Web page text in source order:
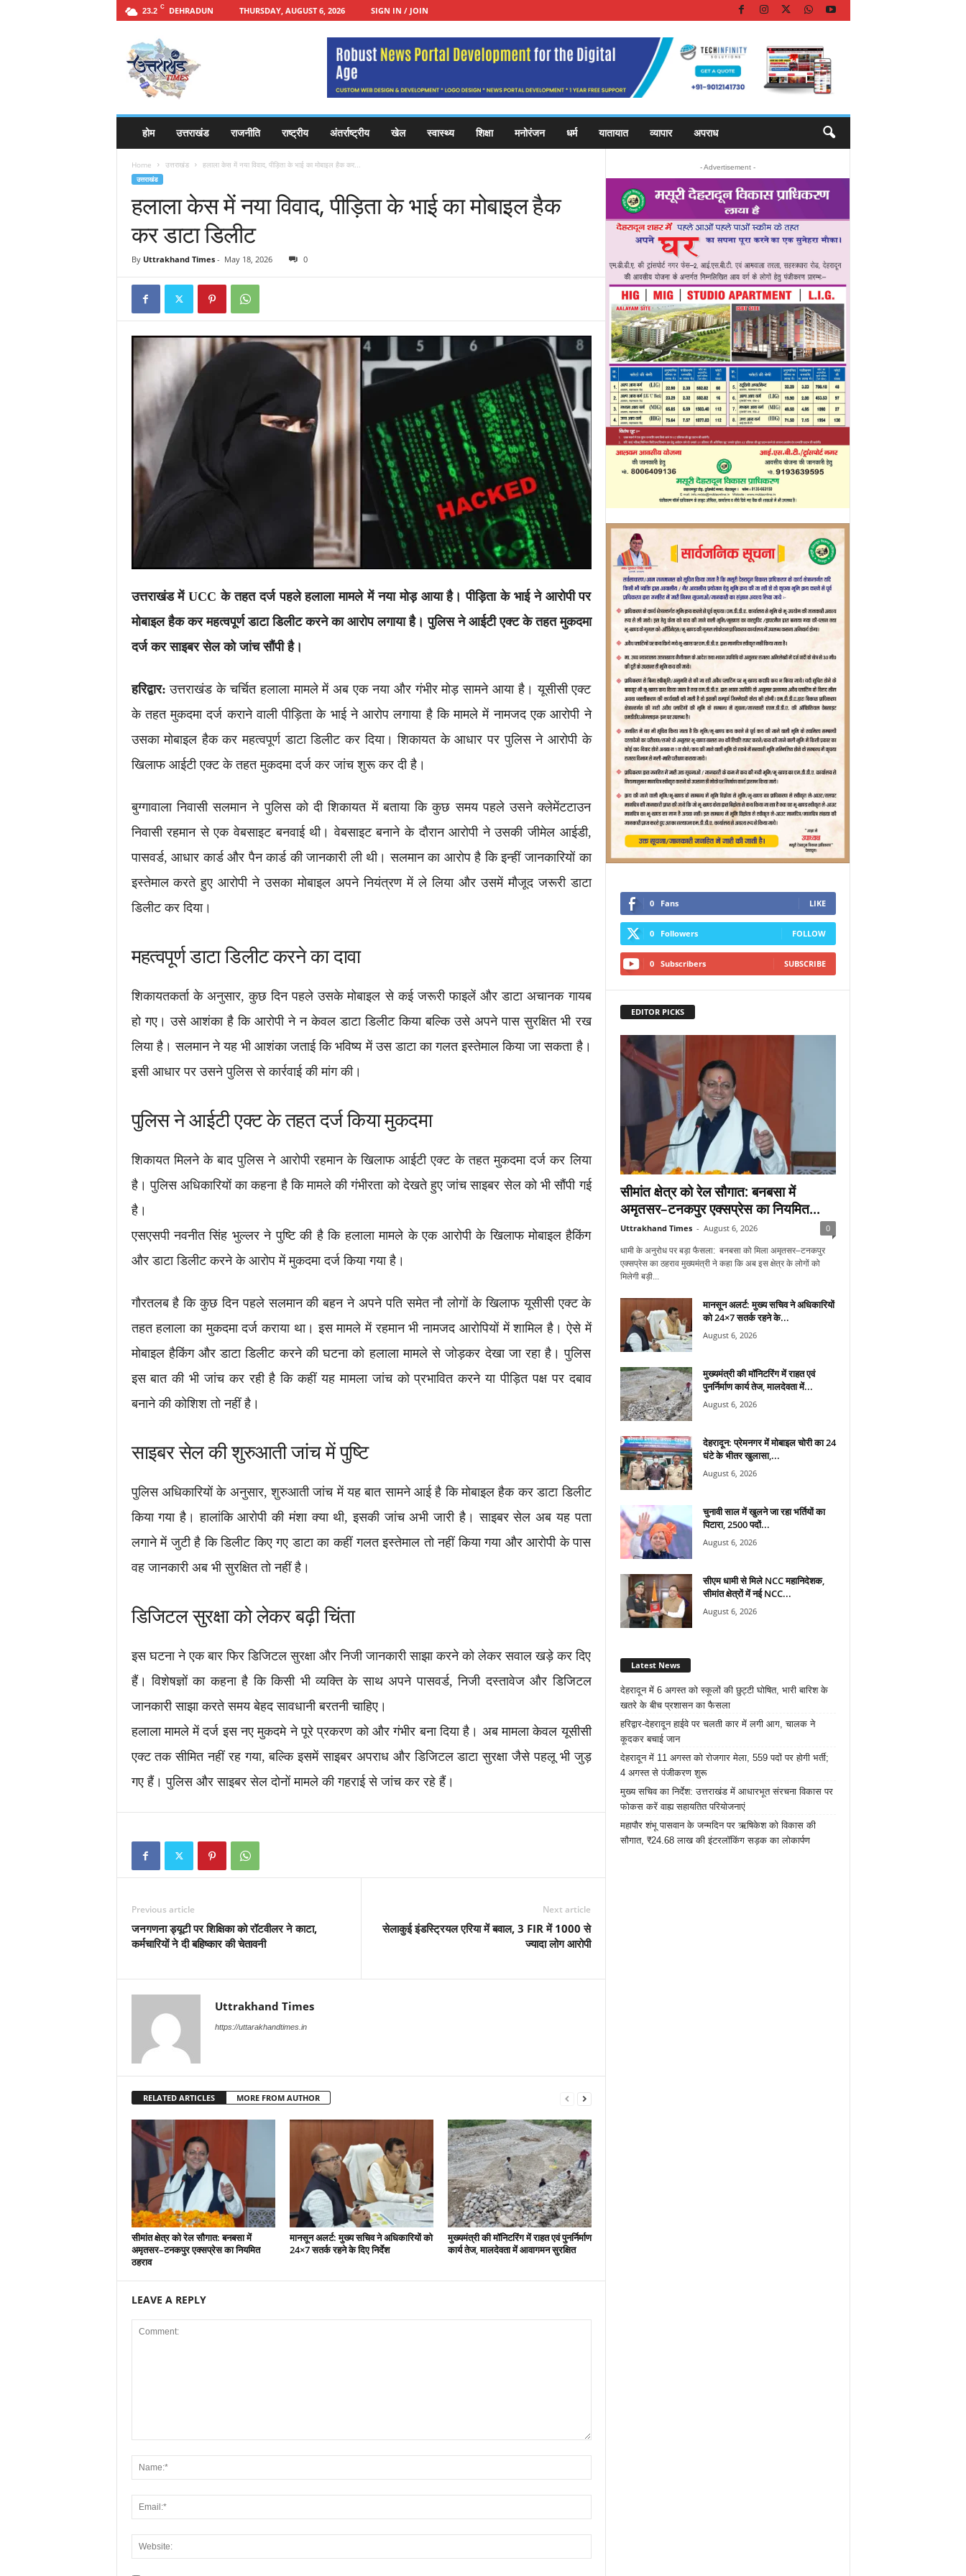
23.2 C DEHRADUN THURSDAY, AUGUST 6, 2026 SIGN IN / JOIN
a
t
होम उत्तराखंड राजनीति राष्ट्रीय अंतर्राष्ट्रीय खेल स्वास्थ्य शिक्षा मनोरंजन धर्म यातायात व्यापार अपराध
Home उत्तराखंड हलाला केस में नया विवाद, पीड़िता के भाई का मोबाइल हैक कर...
उत्तराखंड
हलाला केस में नया विवाद, पीड़िता के भाई का मोबाइल हैक
कर डाटा डिलीट
By Uttrakhand Times- May 18, 2026 0
उत्तराखंड में UCC के तहत दर्ज पहले हलाला मामले में नया मोड़ आया है। पीड़िता के भाई ने आरोपी पर
मोबाइल हैक कर महत्वपूर्ण डाटा डिलीट करने का आरोप लगाया है। पुलिस ने आईटी एक्ट के तहत मुकदमा
दर्ज कर साइबर सेल को जांच सौंपी है।
हरिद्वार: उत्तराखंड के चर्चित हलाला मामले में अब एक नया और गंभीर मोड़ सामने आया है। यूसीसी एक्ट
के तहत मुकदमा दर्ज कराने वाली पीड़िता के भाई ने आरोप लगाया है कि मामले में नामजद एक आरोपी ने
उसका मोबाइल हैक कर महत्वपूर्ण डाटा डिलीट कर दिया। शिकायत के आधार पर पुलिस ने आरोपी के
खिलाफ आईटी एक्ट के तहत मुकदमा दर्ज कर जांच शुरू कर दी है।
बुग्गावाला निवासी सलमान ने पुलिस को दी शिकायत में बताया कि कुछ समय पहले उसने क्लेमेंटटाउन
निवासी रहमान से एक वेबसाइट बनवाई थी। वेबसाइट बनाने के दौरान आरोपी ने उसकी जीमेल आईडी,
पासवर्ड, आधार कार्ड और पैन कार्ड की जानकारी ली थी। सलमान का आरोप है कि इन्हीं जानकारियों का
इस्तेमाल करते हुए आरोपी ने उसका मोबाइल अपने नियंत्रण में ले लिया और उसमें मौजूद जरूरी डाटा
डिलीट कर दिया।
महत्वपूर्ण डाटा डिलीट करने का दावा
शिकायतकर्ता के अनुसार, कुछ दिन पहले उसके मोबाइल से कई जरूरी फाइलें और डाटा अचानक गायब
हो गए। उसे आशंका है कि आरोपी ने न केवल डाटा डिलीट किया बल्कि उसे अपने पास सुरक्षित भी रख
लिया है। सलमान ने यह भी आशंका जताई कि भविष्य में उस डाटा का गलत इस्तेमाल किया जा सकता है।
इसी आधार पर उसने पुलिस से कार्रवाई की मांग की।
पुलिस ने आईटी एक्ट के तहत दर्ज किया मुकदमा
शिकायत मिलने के बाद पुलिस ने आरोपी रहमान के खिलाफ आईटी एक्ट के तहत मुकदमा दर्ज कर लिया
है। पुलिस अधिकारियों का कहना है कि मामले की गंभीरता को देखते हुए जांच साइबर सेल को भी सौंपी गई
है।
एसएसपी नवनीत सिंह भुल्लर ने पुष्टि की है कि हलाला मामले के एक आरोपी के खिलाफ मोबाइल हैकिंग
और डाटा डिलीट करने के आरोप में मुकदमा दर्ज किया गया है।
गौरतलब है कि कुछ दिन पहले सलमान की बहन ने अपने पति समेत नौ लोगों के खिलाफ यूसीसी एक्ट के
तहत हलाला का मुकदमा दर्ज कराया था। इस मामले में रहमान भी नामजद आरोपियों में शामिल है। ऐसे में
मोबाइल हैकिंग और डाटा डिलीट करने की घटना को हलाला मामले से जोड़कर देखा जा रहा है। पुलिस
इस बात की भी जांच कर रही है कि कहीं यह मामला जांच को प्रभावित करने या पीड़ित पक्ष पर दबाव
बनाने की कोशिश तो नहीं है।
साइबर सेल की शुरुआती जांच में पुष्टि
पुलिस अधिकारियों के अनुसार, शुरुआती जांच में यह बात सामने आई है कि मोबाइल हैक कर डाटा डिलीट
किया गया है। हालांकि आरोपी की मंशा क्या थी, इसकी जांच अभी जारी है। साइबर सेल अब यह पता
लगाने में जुटी है कि डिलीट किए गए डाटा का कहीं गलत इस्तेमाल तो नहीं किया गया और आरोपी के पास
वह जानकारी अब भी सुरक्षित तो नहीं है।
डिजिटल सुरक्षा को लेकर बढ़ी चिंता
इस घटना ने एक बार फिर डिजिटल सुरक्षा और निजी जानकारी साझा करने को लेकर सवाल खड़े कर दिए
हैं। विशेषज्ञों का कहना है कि किसी भी व्यक्ति के साथ अपने पासवर्ड, निजी दस्तावेज और डिजिटल
जानकारी साझा करते समय बेहद सावधानी बरतनी चाहिए।
हलाला मामले में दर्ज इस नए मुकदमे ने पूरे प्रकरण को और गंभीर बना दिया है। अब मामला केवल यूसीसी
एक्ट तक सीमित नहीं रह गया, बल्कि इसमें साइबर अपराध और डिजिटल डाटा सुरक्षा जैसे पहलू भी जुड़
गए हैं। पुलिस और साइबर सेल दोनों मामले की गहराई से जांच कर रहे हैं।
Previous article
जनगणना ड्यूटी पर शिक्षिका को रॉटवीलर ने काटा,
कर्मचारियों ने दी बहिष्कार की चेतावनी
Next article
सेलाकुई इंडस्ट्रियल एरिया में बवाल, 3 FIR में 1000 से
ज्यादा लोग आरोपी
Uttrakhand Times
https://uttarakhandtimes.in
RELATED ARTICLES MORE FROM AUTHOR
सीमांत क्षेत्र को रेल सौगात: बनबसा में
अमृतसर–टनकपुर एक्सप्रेस का नियमित
ठहराव
मानसून अलर्ट: मुख्य सचिव ने अधिकारियों को
24×7 सतर्क रहने के दिए निर्देश
मुख्यमंत्री की मॉनिटरिंग में राहत एवं पुनर्निर्माण
कार्य तेज, मालदेवता में आवागमन सुरक्षित
LEAVE A REPLY
- Advertisement -
0 Fans LIKE
0 Followers FOLLOW
0 Subscribers SUBSCRIBE
EDITOR PICKS
सीमांत क्षेत्र को रेल सौगात: बनबसा में
अमृतसर–टनकपुर एक्सप्रेस का नियमित...
Uttrakhand Times - August 6, 2026 0
धामी के अनुरोध पर बड़ा फैसला: बनबसा को मिला अमृतसर–टनकपुर
एक्सप्रेस का ठहराव मुख्यमंत्री ने कहा कि अब इस क्षेत्र के लोगों को
मिलेगी बड़ी...
मानसून अलर्ट: मुख्य सचिव ने अधिकारियों
को 24×7 सतर्क रहने के...
August 6, 2026
मुख्यमंत्री की मॉनिटरिंग में राहत एवं
पुनर्निर्माण कार्य तेज, मालदेवता में...
August 6, 2026
देहरादून: प्रेमनगर में मोबाइल चोरी का 24
घंटे के भीतर खुलासा,...
August 6, 2026
चुनावी साल में खुलने जा रहा भर्तियों का
पिटारा, 2500 पदों...
August 6, 2026
सीएम धामी से मिले NCC महानिदेशक,
सीमांत क्षेत्रों में नई NCC...
August 6, 2026
Latest News
देहरादून में 6 अगस्त को स्कूलों की छुट्टी घोषित, भारी बारिश के
खतरे के बीच प्रशासन का फैसला
हरिद्वार-देहरादून हाईवे पर चलती कार में लगी आग, चालक ने
कूदकर बचाई जान
देहरादून में 11 अगस्त को रोजगार मेला, 559 पदों पर होगी भर्ती;
4 अगस्त से पंजीकरण शुरू
मुख्य सचिव का निर्देश: उत्तराखंड में आधारभूत संरचना विकास पर
फोकस करें वाह्य सहायतित परियोजनाएं
महापौर शंभू पासवान के जन्मदिन पर ऋषिकेश को विकास की
सौगात, ₹24.68 लाख की इंटरलॉकिंग सड़क का लोकार्पण